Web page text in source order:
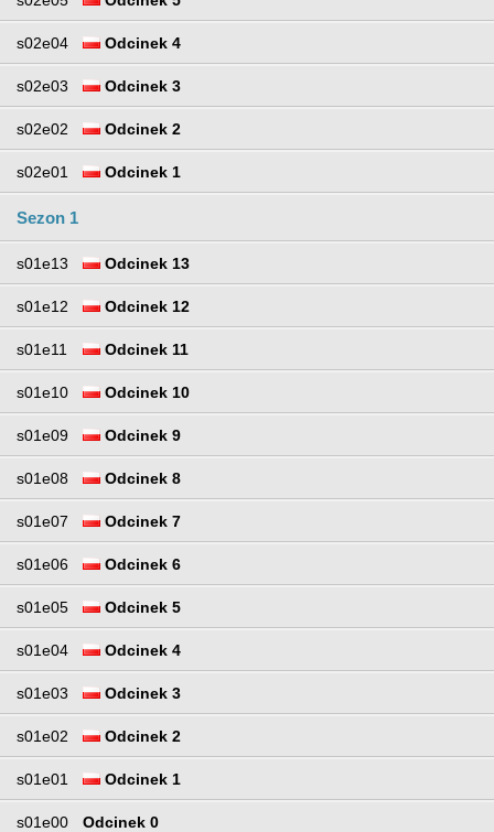
s02e04 Odcinek 4
s02e03 Odcinek 3
s02e02 Odcinek 2
s02e01 Odcinek 1
Sezon 1
s01e13 Odcinek 13
s01e12 Odcinek 12
s01e11 Odcinek 11
s01e10 Odcinek 10
s01e09 Odcinek 9
s01e08 Odcinek 8
s01e07 Odcinek 7
s01e06 Odcinek 6
s01e05 Odcinek 5
s01e04 Odcinek 4
s01e03 Odcinek 3
s01e02 Odcinek 2
s01e01 Odcinek 1
s01e00 Odcinek 0